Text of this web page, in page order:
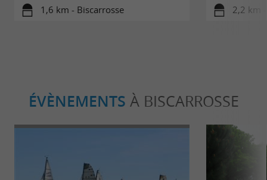
1,6 km - Biscarrosse 2,2 km
ÉVÈNEMENTS À BISCARROSSE